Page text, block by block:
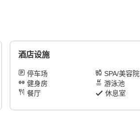
酒店设施
停车场
SPA/美容院
健身房
游泳池
餐厅
休息室